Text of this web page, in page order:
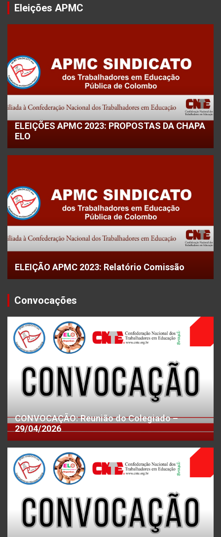
Eleições APMC
ELEIÇÕES APMC 2023: PROPOSTAS DA CHAPA
ELO
ELEIÇÃO APMC 2023: Relatório Comissão
Convocações
CONVOCAÇÃO: Reunião do Colegiado –
29/04/2026